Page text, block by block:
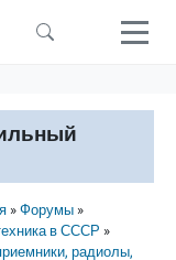
навигации
Форумы
в СССР
радиолы,